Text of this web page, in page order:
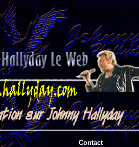
Contact